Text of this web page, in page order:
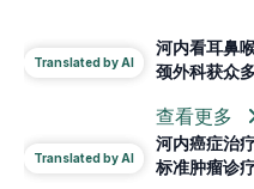
河内看耳鼻
颈外科获众
查看更多
河内癌症治
标准肿瘤诊